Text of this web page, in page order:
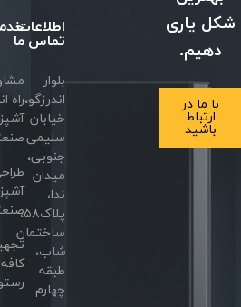
یاری
ما در
ارتباط
باشید
اطلاعات
تماس
بلوار
اندرزگو،
خیابان
سلیمی
جنوبی،
میدان
پلاک۵۸،
ساختمان
شاب،
طبقه
چهارم
خدمات
ما
مشاوره
راه اندازی
آشپزخانه
صنعتی
طراحی
آشپزخانه
صنعتی
تجهیزات
کافه و
رستوران